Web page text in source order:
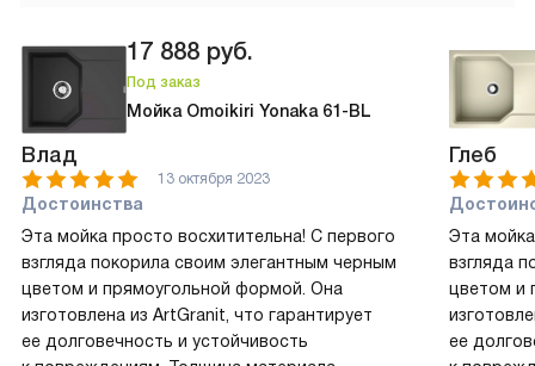
17 888 руб.
Под заказ
Мойка Omoikiri Yonaka 61-BL
Влад
13 октября 2023
Достоинства
Эта мойка просто восхитительна! С первого
взгляда покорила своим элегантным черным
цветом и прямоугольной формой. Она
изготовлена из ArtGranit, что гарантирует
ее долговечность и устойчивость
Глеб
Эта
взгляда
цветом и
ее